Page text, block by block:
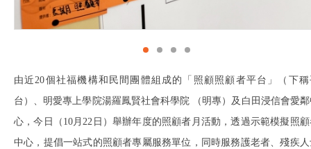
由近20個社福機構和民間團體組成的「照顧照顧者平台」（下稱
台）、明愛專上學院湯羅鳳賢社會科學院 （明專）及白田浸信會愛
心，今日（10月22日）舉辦年度的照顧者月活動，透過示範模擬照
中心，提倡一站式的照顧者專屬服務單位，同時服務護老者、殘疾